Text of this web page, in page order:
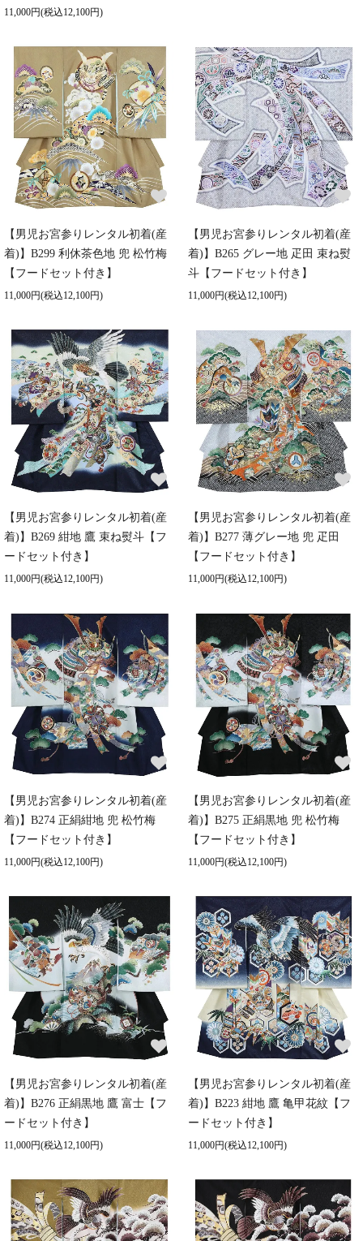
11,000円(税込12,100円)
【男児お宮参りレンタル初着(産
着)】B299 利休茶色地 兜 松竹梅
【フードセット付き】
11,000円(税込12,100円)
【男児お宮参りレンタル初着(産
着)】B265 グレー地 疋田 束ね熨
斗【フードセット付き】
11,000円(税込12,100円)
【男児お宮参りレンタル初着(産
着)】B269 紺地 鷹 束ね熨斗【フ
ードセット付き】
11,000円(税込12,100円)
【男児お宮参りレンタル初着(産
着)】B277 薄グレー地 兜 疋田
【フードセット付き】
11,000円(税込12,100円)
【男児お宮参りレンタル初着(産
着)】B274 正絹紺地 兜 松竹梅
【フードセット付き】
11,000円(税込12,100円)
【男児お宮参りレンタル初着(産
着)】B275 正絹黒地 兜 松竹梅
【フードセット付き】
11,000円(税込12,100円)
【男児お宮参りレンタル初着(産
着)】B276 正絹黒地 鷹 富士【フ
ードセット付き】
11,000円(税込12,100円)
【男児お宮参りレンタル初着(産
着)】B223 紺地 鷹 亀甲花紋【フ
ードセット付き】
11,000円(税込12,100円)